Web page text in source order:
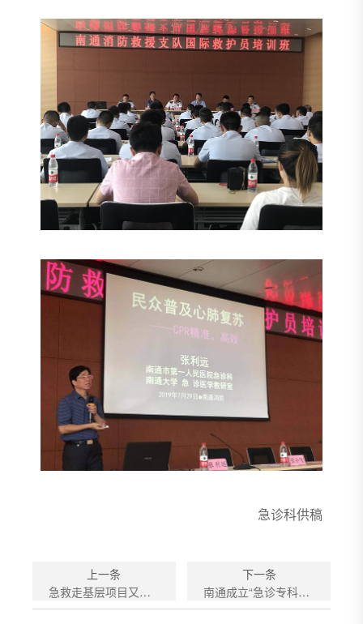
急诊科供稿
上一条
急救走基层项目又获“省奖”
下一条
南通成立“急诊专科联盟”